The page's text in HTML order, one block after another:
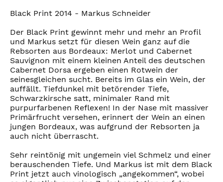
Black Print 2014 - Markus Schneider
Der Black Print gewinnt mehr und mehr an Profil
und Markus setzt für diesen Wein ganz auf die
Rebsorten aus Bordeaux: Merlot und Cabernet
Sauvignon mit einem kleinen Anteil des deutschen
Cabernet Dorsa ergeben einen Rotwein der
seinesgleichen sucht. Bereits im Glas ein Wein, der
auffällt. Tiefdunkel mit betörender Tiefe,
Schwarzkirsche satt, minimaler Rand mit
purpurfarbenen Reflexen! In der Nase mit massiver
Primärfrucht versehen, erinnert der Wein an einen
jungen Bordeaux, was aufgrund der Rebsorten ja
auch nicht überrascht.
Sehr reintönig mit ungemein viel Schmelz und einer
berauschenden Tiefe. Und Markus ist mit dem Black
Print jetzt auch vinologisch „angekommen“, wobei